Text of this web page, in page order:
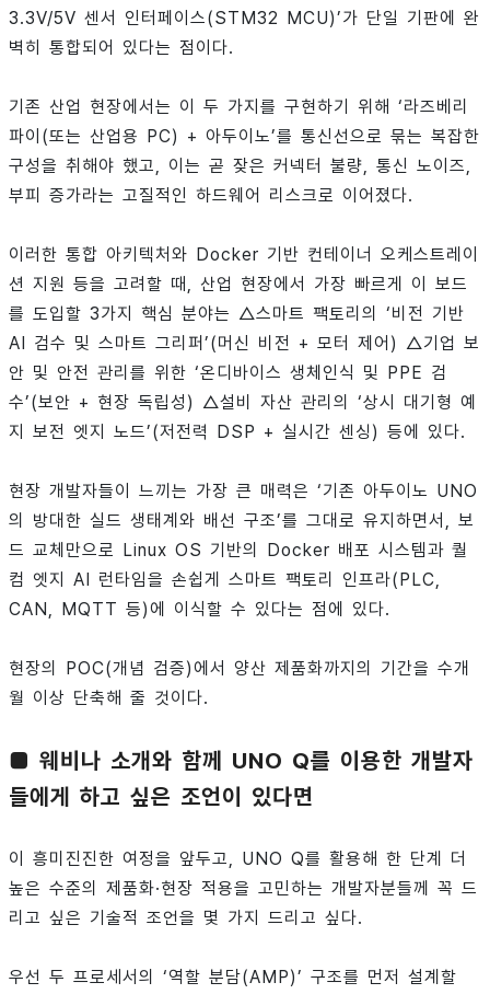
3.3V/5V 센서 인터페이스(STM32 MCU)’가 단일 기판에 완
벽히 통합되어 있다는 점이다.
기존 산업 현장에서는 이 두 가지를 구현하기 위해 ‘라즈베리
파이(또는 산업용 PC) + 아두이노’를 통신선으로 묶는 복잡한
구성을 취해야 했고, 이는 곧 잦은 커넥터 불량, 통신 노이즈,
부피 증가라는 고질적인 하드웨어 리스크로 이어졌다.
이러한 통합 아키텍처와 Docker 기반 컨테이너 오케스트레이
션 지원 등을 고려할 때, 산업 현장에서 가장 빠르게 이 보드
를 도입할 3가지 핵심 분야는 △스마트 팩토리의 ‘비전 기반
AI 검수 및 스마트 그리퍼’(머신 비전 + 모터 제어) △기업 보
안 및 안전 관리를 위한 ‘온디바이스 생체인식 및 PPE 검
수’(보안 + 현장 독립성) △설비 자산 관리의 ‘상시 대기형 예
지 보전 엣지 노드’(저전력 DSP + 실시간 센싱) 등에 있다.
현장 개발자들이 느끼는 가장 큰 매력은 ‘기존 아두이노 UNO
의 방대한 실드 생태계와 배선 구조’를 그대로 유지하면서, 보
드 교체만으로 Linux OS 기반의 Docker 배포 시스템과 퀄
컴 엣지 AI 런타임을 손쉽게 스마트 팩토리 인프라(PLC,
CAN, MQTT 등)에 이식할 수 있다는 점에 있다.
현장의 POC(개념 검증)에서 양산 제품화까지의 기간을 수개
월 이상 단축해 줄 것이다.
■ 웨비나 소개와 함께 UNO Q를 이용한 개발자
들에게 하고 싶은 조언이 있다면
이 흥미진진한 여정을 앞두고, UNO Q를 활용해 한 단계 더
높은 수준의 제품화·현장 적용을 고민하는 개발자분들께 꼭 드
리고 싶은 기술적 조언을 몇 가지 드리고 싶다.
우선 두 프로세서의 ‘역할 분담(AMP)’ 구조를 먼저 설계할